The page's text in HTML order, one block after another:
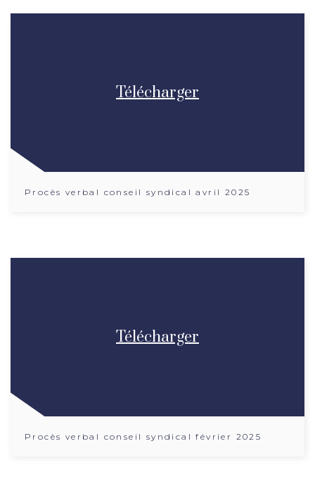
Télécharger
Procès verbal conseil syndical avril 2025
Télécharger
Procès verbal conseil syndical février 2025